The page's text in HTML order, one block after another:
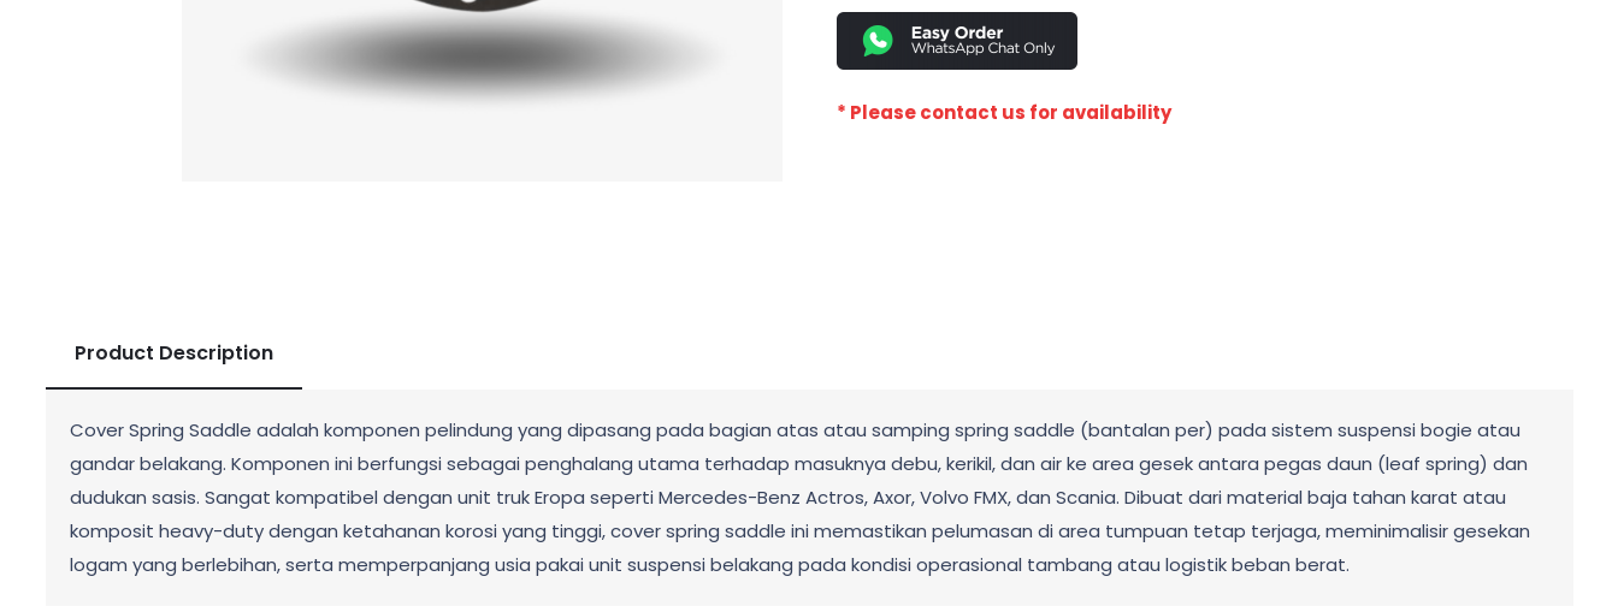
* Please contact us for availability
Product Description
Cover Spring Saddle adalah komponen pelindung yang dipasang pada bagian atas atau samping spring saddle (bantalan per) pada sistem suspensi bogie atau
gandar belakang. Komponen ini berfungsi sebagai penghalang utama terhadap masuknya debu, kerikil, dan air ke area gesek antara pegas daun (leaf spring) dan
dudukan sasis. Sangat kompatibel dengan unit truk Eropa seperti Mercedes-Benz Actros, Axor, Volvo FMX, dan Scania. Dibuat dari material baja tahan karat atau
komposit heavy-duty dengan ketahanan korosi yang tinggi, cover spring saddle ini memastikan pelumasan di area tumpuan tetap terjaga, meminimalisir gesekan
logam yang berlebihan, serta memperpanjang usia pakai unit suspensi belakang pada kondisi operasional tambang atau logistik beban berat.